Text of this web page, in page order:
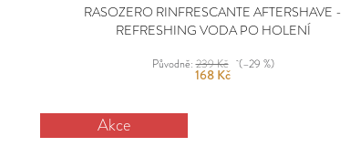
RASOZERO RINFRESCANTE AFTERSHAVE -
REFRESHING VODA PO HOLENÍ
Původně:239 Kč (–29 %)
168 Kč
Akce